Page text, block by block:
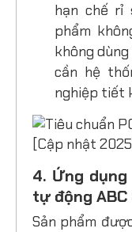
hạn chế rỉ
phẩm
không
cần hệ
nghiệp tiết
4. Ứng
tự động ABC
Sản phẩm